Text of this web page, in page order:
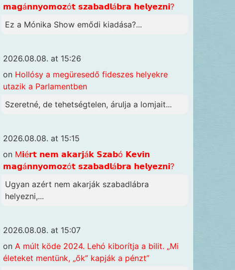
𝗺𝗮𝗴á𝗻𝗻𝘆𝗼𝗺𝗼𝘇ó𝘁 𝘀𝘇𝗮𝗯𝗮𝗱𝗹á𝗯𝗿𝗮 𝗵𝗲𝗹𝘆𝗲𝘇𝗻𝗶?
Ez a Mónika Show emődi kiadása?...
2026.08.08. at 15:26
on Hollósy a megüresedő fideszes helyekre
utazik a Parlamentben
Szeretné, de tehetségtelen, árulja a lomjait...
2026.08.08. at 15:15
on M𝗶é𝗿𝘁 𝗻𝗲𝗺 𝗮𝗸𝗮𝗿𝗷á𝗸 𝗦𝘇𝗮𝗯ó 𝗞𝗲𝘃𝗶𝗻
𝗺𝗮𝗴á𝗻𝗻𝘆𝗼𝗺𝗼𝘇ó𝘁 𝘀𝘇𝗮𝗯𝗮𝗱𝗹á𝗯𝗿𝗮 𝗵𝗲𝗹𝘆𝗲𝘇𝗻𝗶?
Ugyan azért nem akarják szabadlábra
helyezni,...
2026.08.08. at 15:07
on A múlt köde 2024. Lehó kiborítja a bilit. „Mi
életeket mentünk, „ők” kapják a pénzt”